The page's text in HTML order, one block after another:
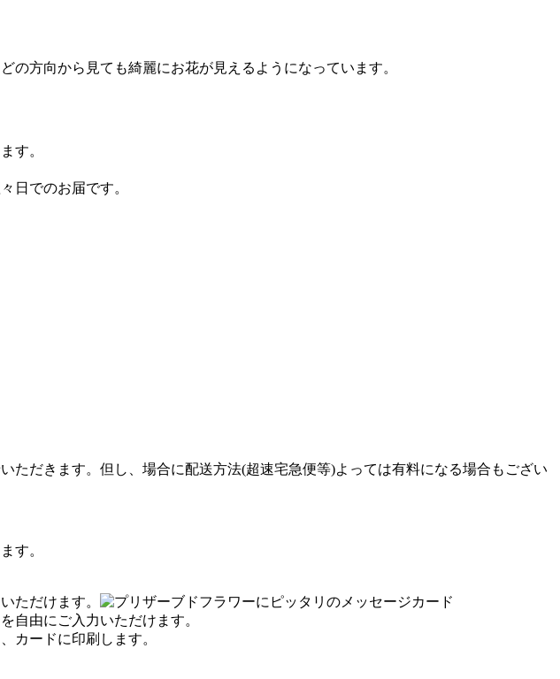
の方向から見ても綺麗にお花が見えるようになっています。
す。
日でのお届です。
ただきます。但し、場合に配送方法(超速宅急便等)よっては有料になる場合もござい
す。
ただけます。
自由にご入力いただけます。
カードに印刷します。